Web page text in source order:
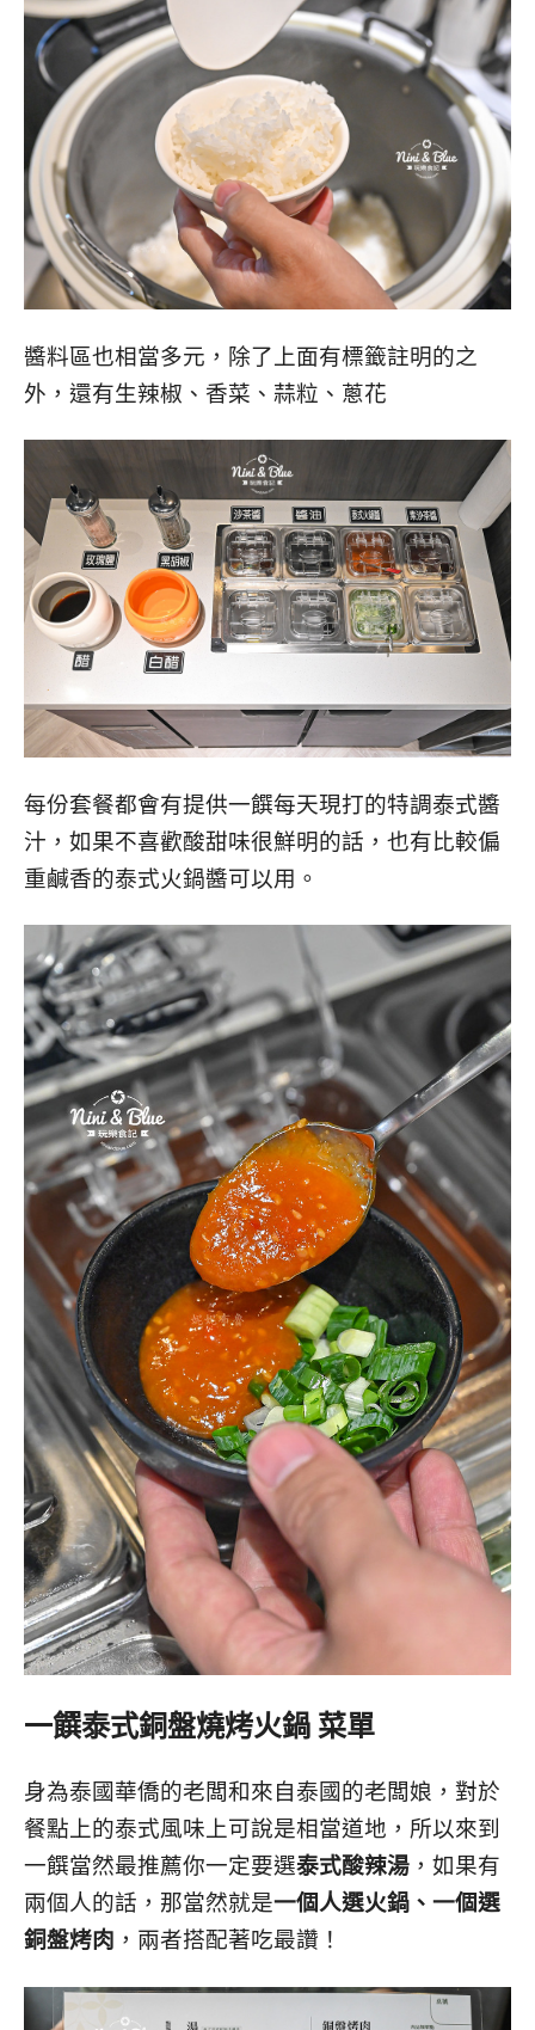
醬料區也相當多元，除了上面有標籤註明的之
外，還有生辣椒、香菜、蒜粒、蔥花
每份套餐都會有提供一饌每天現打的特調泰式醬
汁，如果不喜歡酸甜味很鮮明的話，也有比較偏
重鹹香的泰式火鍋醬可以用。
一饌泰式銅盤燒烤火鍋 菜單
身為泰國華僑的老闆和來自泰國的老闆娘，對於
餐點上的泰式風味上可說是相當道地，所以來到
一饌當然最推薦你一定要選泰式酸辣湯 ，如果有
兩個人的話，那當然就是一個人選火鍋、一個選
銅盤烤肉 ，兩者搭配著吃最讚！